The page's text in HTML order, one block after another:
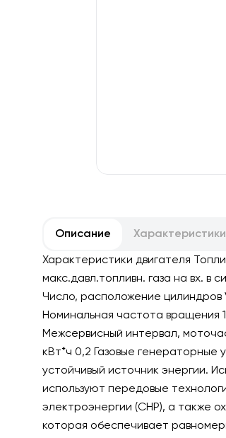
Описание Характеристики
Характеристики двигателя
макс.давл.топливн. газа на вх. в
Число, расположение цилиндров
Номинальная частота вращения
Межсервисный интервал,
кВт*ч 0,2 Газовые генераторные
устойчивый источник энергии.
используют передовые
электроэнергии (CHP), а также
которая обеспечивает